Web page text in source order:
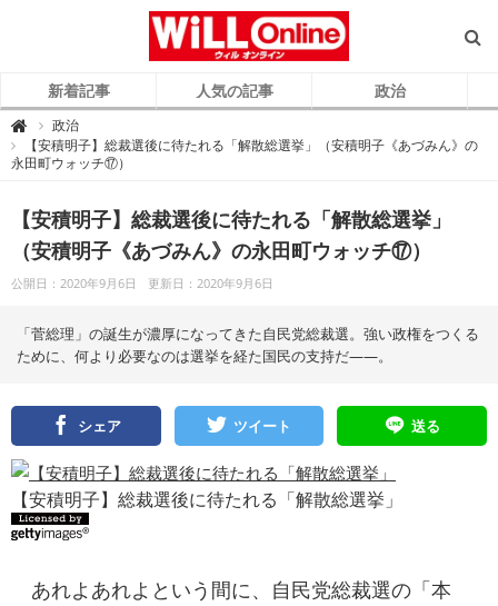
新着記事 人気の記事 政治

L
L
i
n
e
（
ィ
ン
ラ
イ
ン
政治
【安積明子】総裁選後に待たれる「解散総選挙」（安積明子《あづみん》の
永田町ウォッチ⑰）
【安積明子】総裁選後に待たれる「解散総選挙」
（安積明子《あづみん》の永田町ウォッチ⑰）
公開日：2020年9月6日 更新日：2020年9月6日
「菅総理」の誕生が濃厚になってきた自民党総裁選。強い政権をつくる
ために、何より必要なのは選挙を経た国民の支持だ――。
シェア ツイート 送る
【安積明子】総裁選後に待たれる「解散総選挙」
あれよあれよという間に、自民党総裁選の「本